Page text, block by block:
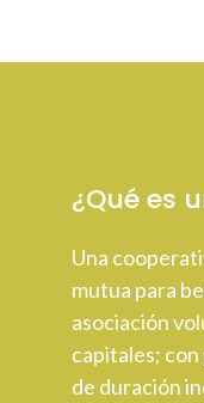
¿Qué es
Una
mutua para
asociación
capitales;
de duración